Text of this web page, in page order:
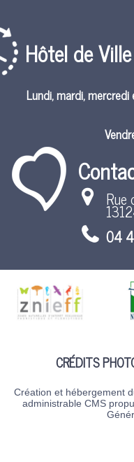
Hôtel de
Lundi, mardi, mercredi
Rue
04
CRÉDITS
Création et hébergement
administrable CMS